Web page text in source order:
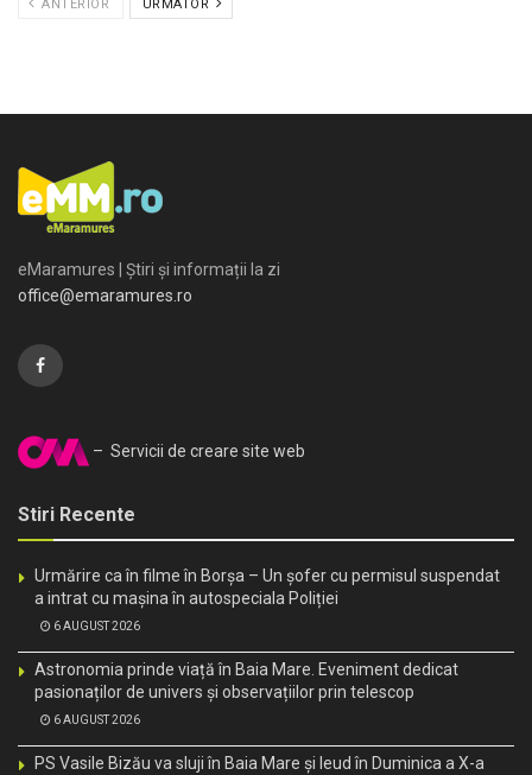
ANTERIOR URMATOR
eMaramures | Știri și informații la zi
office@emaramures.ro
– Servicii de creare site web
Stiri Recente
Urmărire ca în filme în Borșa – Un șofer cu permisul suspendat
a intrat cu mașina în autospeciala Poliției
6 AUGUST 2026
Astronomia prinde viață în Baia Mare. Eveniment dedicat
pasionaților de univers și observațiilor prin telescop
6 AUGUST 2026
PS Vasile Bizău va sluji în Baia Mare și Ieud în Duminica a X-a